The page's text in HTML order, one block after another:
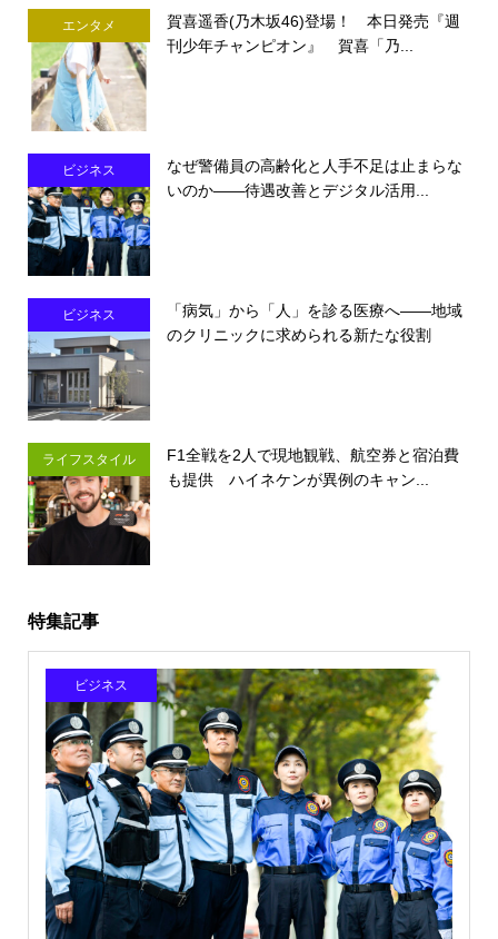
エンタメ
賀喜遥香(乃木坂46)登場！ 本日発売『週
刊少年チャンピオン』 賀喜「乃...
ビジネス
なぜ警備員の高齢化と人手不足は止まらな
いのか――待遇改善とデジタル活用...
ビジネス
「病気」から「人」を診る医療へ――地域
のクリニックに求められる新たな役割
ライフスタイル
F1全戦を2人で現地観戦、航空券と宿泊費
も提供 ハイネケンが異例のキャン...
特集記事
ビジネス